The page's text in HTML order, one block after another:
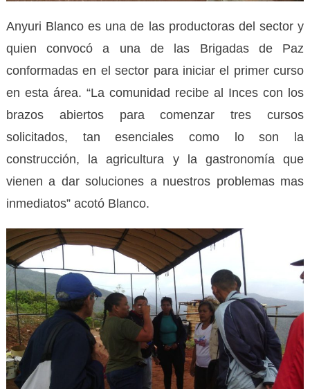
Anyuri Blanco es una de las productoras del sector y
quien convocó a una de las Brigadas de Paz
conformadas en el sector para iniciar el primer curso
en esta área. “La comunidad recibe al Inces con los
brazos abiertos para comenzar tres cursos
solicitados, tan esenciales como lo son la
construcción, la agricultura y la gastronomía que
vienen a dar soluciones a nuestros problemas mas
inmediatos” acotó Blanco.